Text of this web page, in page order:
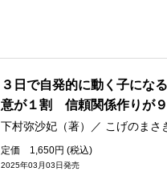
３日で自発的に動く子に
意が１割 信頼関係作りが
下村弥沙妃（著） ／ こげのまさ
定価 1,650円 (税込)
2025年03月03日発売